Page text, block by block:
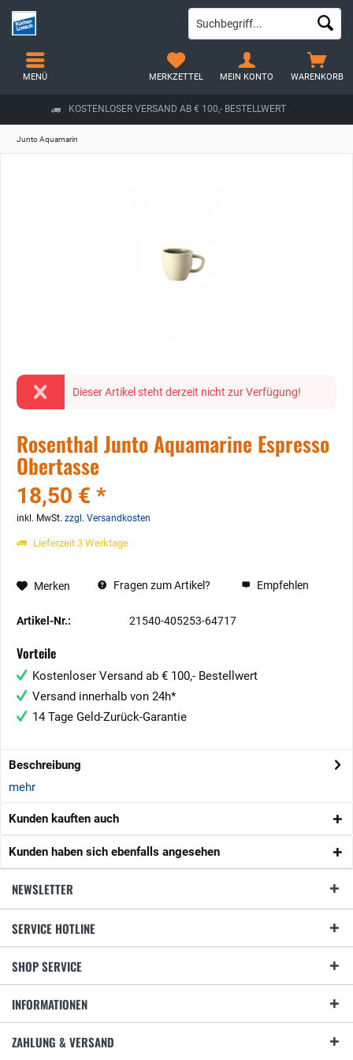
KOSTENLOSER VERSAND AB € 100,- BESTELLWERT
WARENKORB
MERKZETTEL MEIN KONTO
MENÜ
Junto Aquamarin
Dieser Artikel steht derzeit nicht zur Verfügung!
Rosenthal Junto Aquamarine Espresso
Obertasse
18,50 € *
inkl. MwSt. zzgl. Versandkosten
Lieferzeit 3 Werktage
Merken Fragen zum Artikel? Empfehlen
Artikel-Nr.: 21540-405253-64717
Vorteile
Kostenloser Versand ab € 100,- Bestellwert
Versand innerhalb von 24h*
14 Tage Geld-Zurück-Garantie
Beschreibung
mehr
Kunden kauften auch
Kunden haben sich ebenfalls angesehen
NEWSLETTER
SERVICE HOTLINE
SHOP SERVICE
INFORMATIONEN
ZAHLUNG & VERSAND